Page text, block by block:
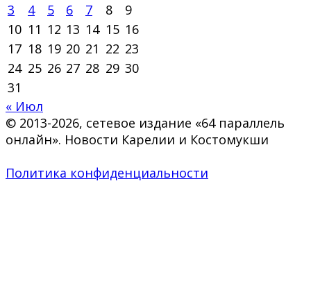
3
4 5 6 7 8
9
10 11 12 13 14 15 16
17 18 19 20 21 22 23
24 25 26 27 28 29 30
31
« Июл
© 2013-2026, сетевое издание «64 параллель
онлайн». Новости Карелии и Костомукши
Политика конфиденциальности